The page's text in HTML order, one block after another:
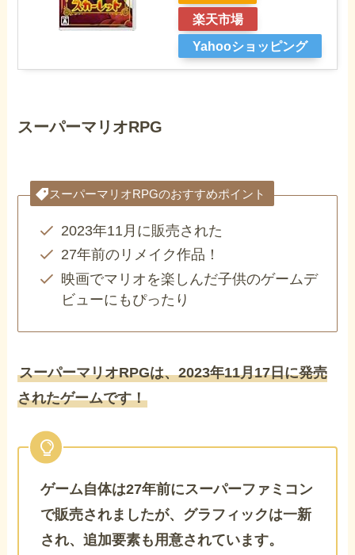
楽天市場
Yahooショッピング
スーパーマリオRPG
スーパーマリオRPGのおすすめポイント
2023年11月に販売された
27年前のリメイク作品！
映画でマリオを楽しんだ子供のゲームデ
ビューにもぴったり
スーパーマリオRPGは、2023年11月17日に発売
されたゲームです！
ゲーム自体は27年前にスーパーファミコン
で販売されましたが、グラフィックは一新
され、追加要素も用意されています。